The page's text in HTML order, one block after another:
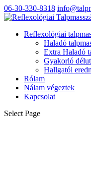
06-30-330-8318
Reflexológiai
Haladó
Extra Haladó
Gyakorló
Hallgatói
Rólam
Nálam végeztek
Kapcsolat
Select Page